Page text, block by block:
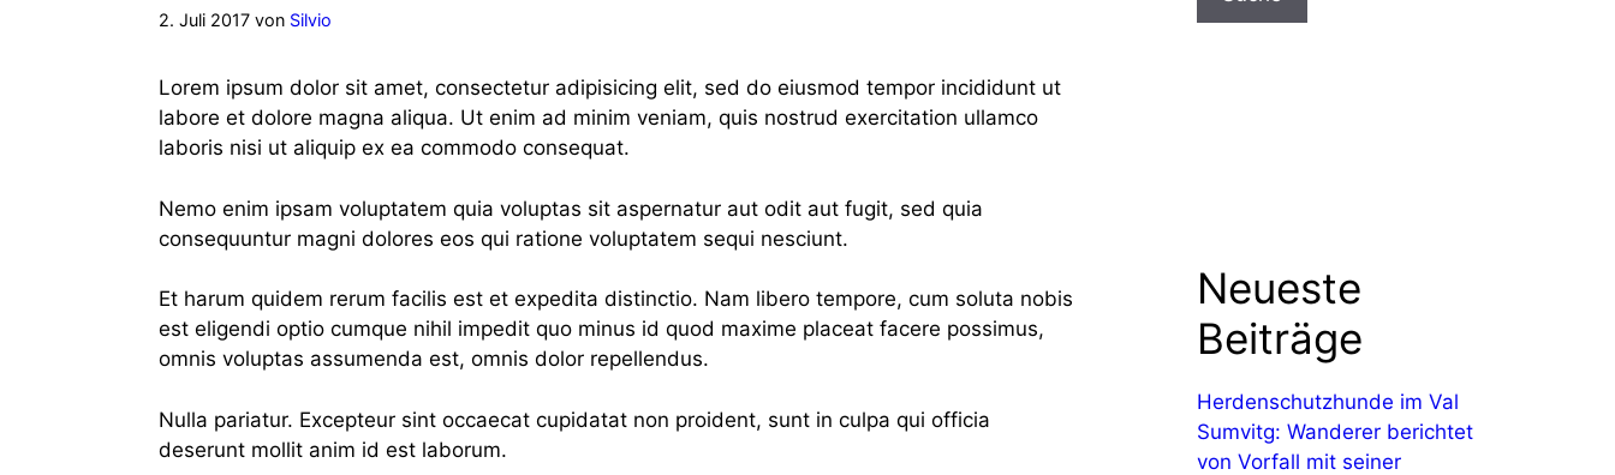
2. Juli 2017 von Silvio
Lorem ipsum dolor sit amet, consectetur adipisicing elit, sed do eiusmod tempor incididunt ut
labore et dolore magna aliqua. Ut enim ad minim veniam, quis nostrud exercitation ullamco
laboris nisi ut aliquip ex ea commodo consequat.
Nemo enim ipsam voluptatem quia voluptas sit aspernatur aut odit aut fugit, sed quia
consequuntur magni dolores eos qui ratione voluptatem sequi nesciunt.
Et harum quidem rerum facilis est et expedita distinctio. Nam libero tempore, cum soluta nobis
est eligendi optio cumque nihil impedit quo minus id quod maxime placeat facere possimus,
omnis voluptas assumenda est, omnis dolor repellendus.
Nulla pariatur. Excepteur sint occaecat cupidatat non proident, sunt in culpa qui officia
deserunt mollit anim id est laborum.
Neueste
Beiträge
Herdenschutzhunde im Val
Sumvitg: Wanderer berichtet
von Vorfall mit seiner